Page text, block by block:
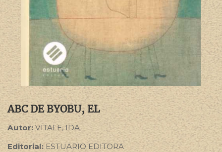
ABC DE BYOBU, EL
Autor:VITALE, IDA
Editorial: ESTUARIO EDITORA